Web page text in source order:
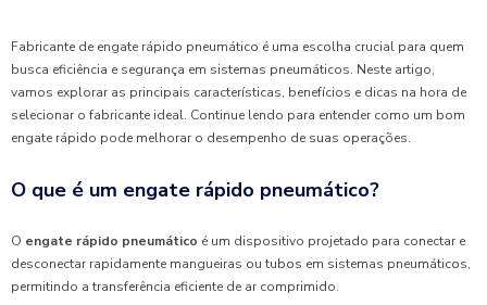
Fabricante de engate rápido pneumático é uma escolha crucial para quem
busca eficiência e segurança em sistemas pneumáticos. Neste artigo,
vamos explorar as principais características, benefícios e dicas na hora de
selecionar o fabricante ideal. Continue lendo para entender como um bom
engate rápido pode melhorar o desempenho de suas operações.
O que é um engate rápido pneumático?
O engate rápido pneumático é um dispositivo projetado para conectar e
desconectar rapidamente mangueiras ou tubos em sistemas pneumáticos,
permitindo a transferência eficiente de ar comprimido.